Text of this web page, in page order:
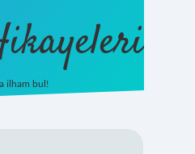
ilham bul!